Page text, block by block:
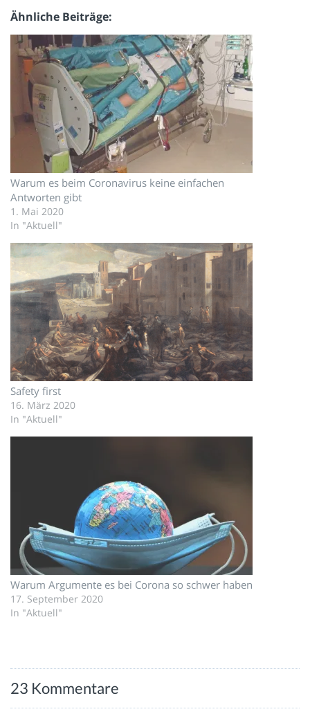
Ähnliche Beiträge
Warum es beim Coronavirus keine einfachen
Antworten gibt
1. Mai 2020
In "Aktuell"
Safety first
16. März 2020
In "Aktuell"
Warum Argumente es bei Corona so schwer haben
17. September 2020
In "Aktuell"
23 Kommentare